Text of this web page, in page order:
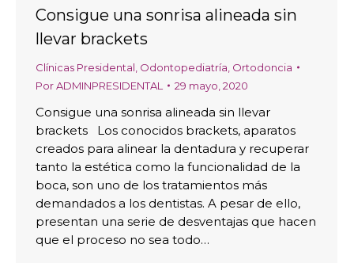
Consigue una sonrisa alineada sin
llevar brackets
Clínicas Presidental Odontopediatría Ortodoncia
PorADMINPRESIDENTAL 29 mayo, 2020
Consigue una sonrisa alineada sin llevar
brackets Los conocidos brackets, aparatos
creados para alinear la dentadura y recuperar
tanto la estética como la funcionalidad de la
boca, son uno de los tratamientos más
demandados a los dentistas. A pesar de ello,
presentan una serie de desventajas que hacen
que el proceso no sea todo…